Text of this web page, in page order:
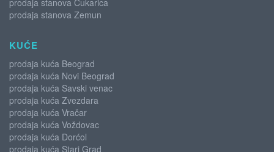
prodaja stanova Čukarica
prodaja stanova Zemun
KUĆE
prodaja kuća Beograd
prodaja kuća Novi Beograd
prodaja kuća Savski venac
prodaja kuća Zvezdara
prodaja kuća Vračar
prodaja kuća Voždovac
prodaja kuća Dorćol
prodaja kuća Stari Grad